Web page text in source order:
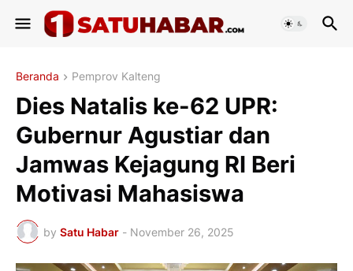
Beranda Pemprov Kalteng
Dies Natalis ke-62 UPR:
Gubernur Agustiar dan
Jamwas Kejagung RI Beri
Motivasi Mahasiswa
by Satu Habar - November 26, 2025